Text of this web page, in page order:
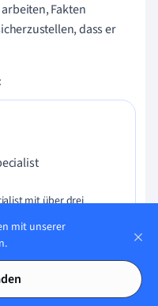
Fakten
dass er
mit über drei
und Curriculum-
in Englischer Literatur
und an
Lily ist
mit unserer